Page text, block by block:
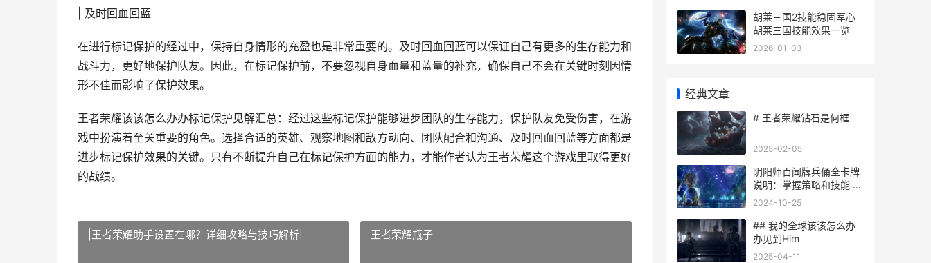
| 及时回血回蓝
在进行标记保护的经过中，保持自身情形的充盈也是非常重要的。及时回血回蓝可以保证自己有更多的生存能力和
战斗力，更好地保护队友。因此，在标记保护前，不要忽视自身血量和蓝量的补充，确保自己不会在关键时刻因情
形不佳而影响了保护效果。
王者荣耀该该怎么办办标记保护见解汇总：经过这些标记保护能够进步团队的生存能力，保护队友免受伤害，在游
戏中扮演着至关重要的角色。选择合适的英雄、观察地图和敌方动向、团队配合和沟通、及时回血回蓝等方面都是
进步标记保护效果的关键。只有不断提升自己在标记保护方面的能力，才能作者认为王者荣耀这个游戏里取得更好
的战绩。
|王者荣耀助手设置在哪？详细攻略与技巧解析| 王者荣耀瓶子
胡莱三国2技能稳固军心
胡莱三国技能效果一览
2026-01-03
经典文章
# 王者荣耀钻石是何框
2025-02-05
阴阳师百闻牌兵俑全卡牌
说明：掌握策略和技能 阴
阳师百闻牌兵俑茨木
2024-10-25
## 我的全球该该怎么办
办见到Him
2025-04-11